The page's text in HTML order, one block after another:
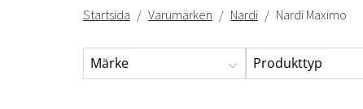
Startsida Varumärken Nardi Nardi Maximo
Märke Produkttyp